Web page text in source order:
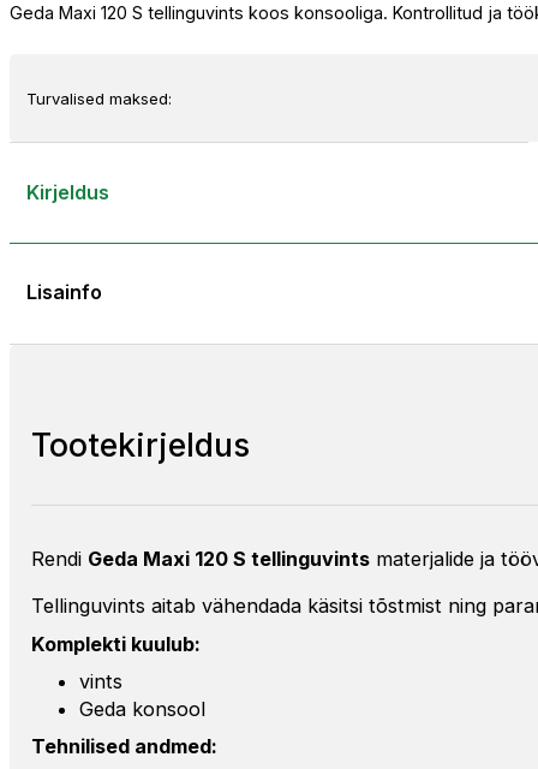
Geda Maxi 120 S tellinguvints koos konsooliga. Kontrollitud ja
Turvalised maksed:
Kirjeldus
Lisainfo
Tootekirjeldus
Rendi Geda Maxi 120 S tellinguvints materjalide ja
Tellinguvints aitab vähendada käsitsi tõstmist ning
Komplekti kuulub:
vints
Geda konsool
Tehnilised andmed: